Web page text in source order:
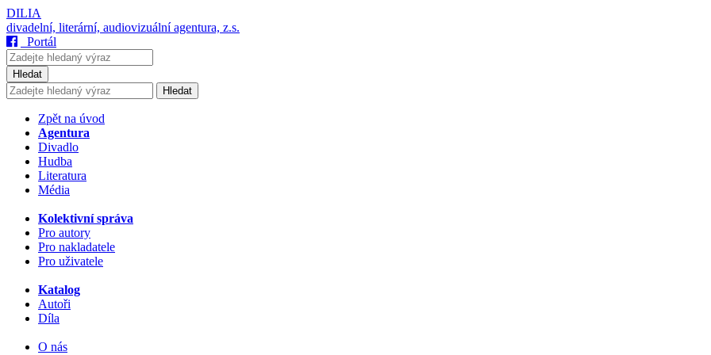
DILIA
divadelní, literární, audiovizuální agentura, z.s.
Portál
Hledat
Hledat
Zpět na úvod
Agentura
Divadlo
Hudba
Literatura
Média
Kolektivní správa
Pro autory
Pro nakladatele
Pro uživatele
Katalog
Autoři
Díla
O nás